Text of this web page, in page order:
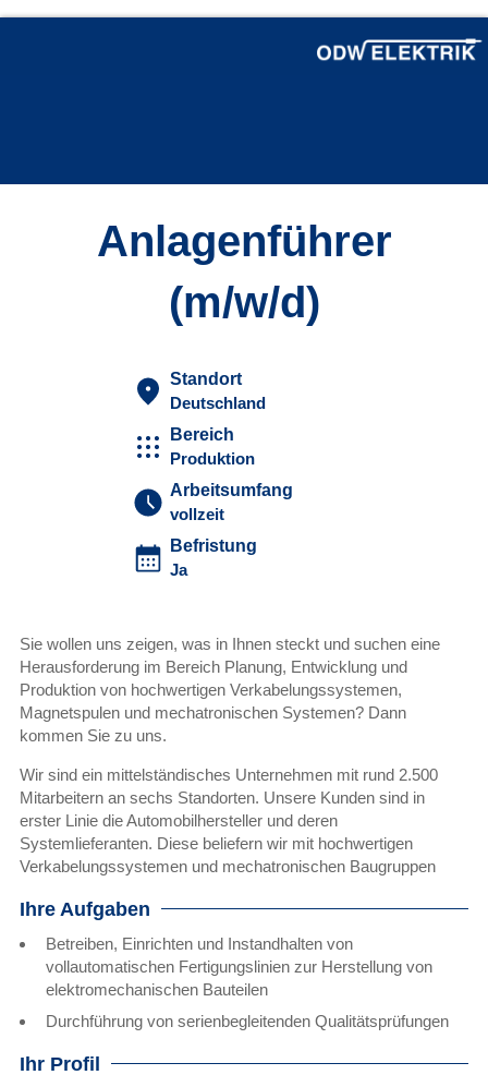
Anlagenführer
(m/w/d)
Standort
Deutschland
Bereich
Produktion
Arbeitsumfang
vollzeit
Befristung
Ja
Sie wollen uns zeigen, was in Ihnen steckt und suchen eine
Herausforderung im Bereich Planung, Entwicklung und
Produktion von hochwertigen Verkabelungssystemen,
Magnetspulen und mechatronischen Systemen? Dann
kommen Sie zu uns.
Wir sind ein mittelständisches Unternehmen mit rund 2.500
Mitarbeitern an sechs Standorten. Unsere Kunden sind in
erster Linie die Automobilhersteller und deren
Systemlieferanten. Diese beliefern wir mit hochwertigen
Verkabelungssystemen und mechatronischen Baugruppen
Ihre Aufgaben
Betreiben, Einrichten und Instandhalten von
vollautomatischen Fertigungslinien zur Herstellung von
elektromechanischen Bauteilen
Durchführung von serienbegleitenden Qualitätsprüfungen
Ihr Profil